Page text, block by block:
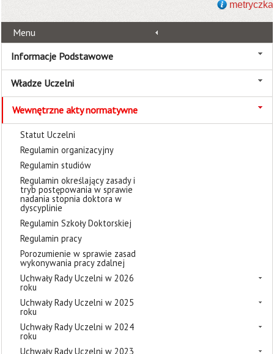
metryczka
Menu
Informacje Podstawowe
Władze Uczelni
Wewnętrzne akty normatywne
Statut Uczelni
Regulamin organizacyjny
Regulamin studiów
Regulamin określający zasady i
tryb postępowania w sprawie
nadania stopnia doktora w
dyscyplinie
Regulamin Szkoły Doktorskiej
Regulamin pracy
Porozumienie w sprawie zasad
wykonywania pracy zdalnej
Uchwały Rady Uczelni w 2026
roku
Uchwały Rady Uczelni w 2025
roku
Uchwały Rady Uczelni w 2024
roku
Uchwały Rady Uczelni w 2023